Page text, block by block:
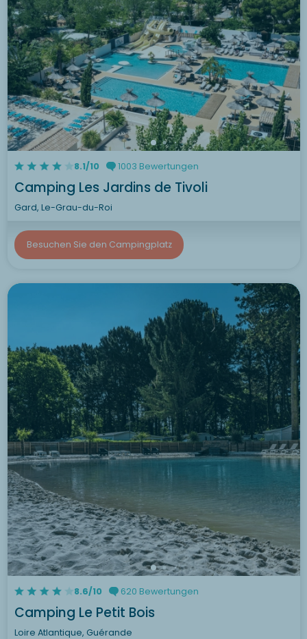
8.1/10 1003 Bewertungen
Camping Les Jardins de Tivoli
Gard, Le-Grau-du-Roi
Besuchen Sie den Campingplatz
8.6/10 620 Bewertungen
Camping Le Petit Bois
Loire Atlantique, Guérande